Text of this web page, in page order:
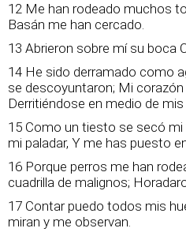
12 Me han rodeado muchos
Basán me han cercado.
13 Abrieron sobre mí su boca
14 He sido derramado como
se descoyuntaron; Mi
Derritiéndose en medio de
15 Como un tiesto se secó mi
mi paladar, Y me has puesto
16 Porque perros me han
cuadrilla de malignos;
17 Contar puedo todos mis
miran y me observan.